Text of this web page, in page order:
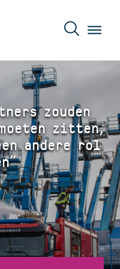
zouden
zitten,
andere rol